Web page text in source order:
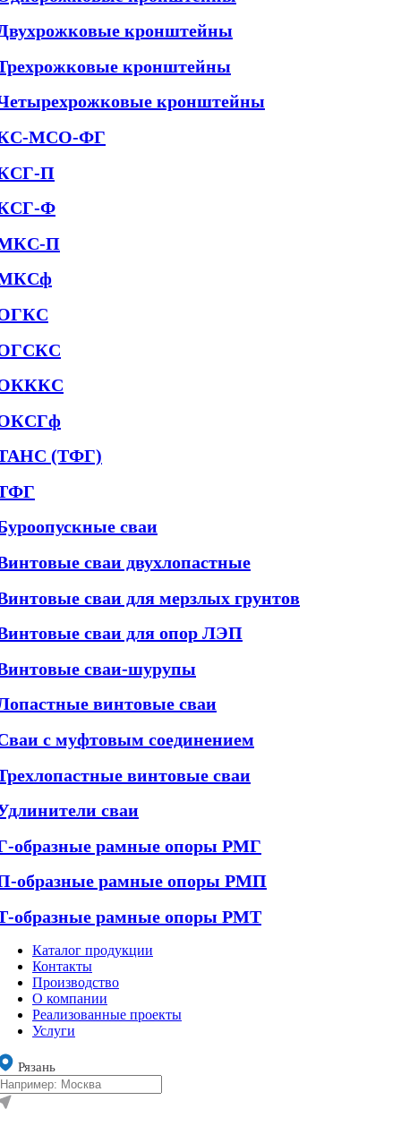
кронштейны
кронштейны
кронштейны
МСО-ФГ
П
Ф
П
(ТФГ)
сваи
сваи двухлопастные
сваи для мерзлых грунтов
сваи для опор ЛЭП
сваи-шурупы
винтовые сваи
с муфтовым соединением
винтовые сваи
сваи
образные рамные опоры РМГ
образные рамные опоры РМП
образные рамные опоры РМТ
Каталог продукции
Контакты
Производство
О компании
Реализованные проекты
Услуги
Рязань